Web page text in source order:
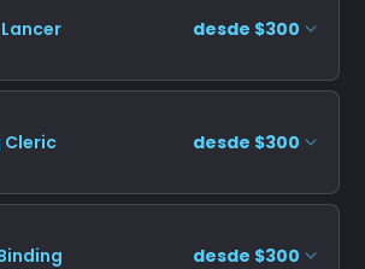
desde $300
Cleric desde $300
desde $300